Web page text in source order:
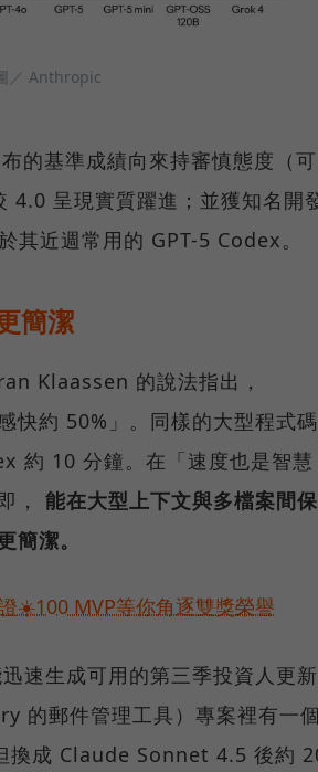
／ Anthropic
的基準成績向來持審慎態度（可
4.0 呈現實質躍進；並獲知名開
近週常用的 GPT-5 Codex。
簡潔
Klaassen 的說法指出，
約 50%」。同樣的大型程式碼
約 10 分鐘。在「速度也是智慧
， 能在大型上下文與多檔案間保
簡潔。
☀️100 MVP等你角逐雙獎榮譽
速生成可用的第三季投資人更新
的郵件管理工具）專案裡有一
換成 Claude Sonnet 4.5 後約